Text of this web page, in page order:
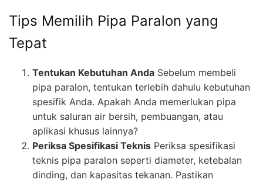
Tips Memilih Pipa Paralon yang
Tepat
Tentukan Kebutuhan Anda Sebelum membeli
pipa paralon, tentukan terlebih dahulu kebutuhan
spesifik Anda. Apakah Anda memerlukan pipa
untuk saluran air bersih, pembuangan, atau
aplikasi khusus lainnya?
Periksa Spesifikasi Teknis Periksa spesifikasi
teknis pipa paralon seperti diameter, ketebalan
dinding, dan kapasitas tekanan. Pastikan